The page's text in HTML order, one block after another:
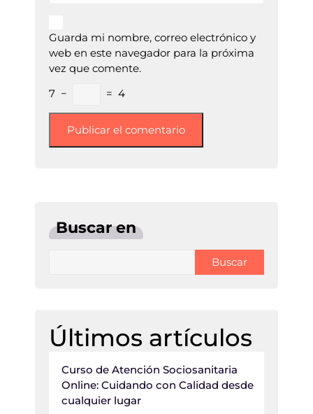
Guarda mi nombre, correo electrónico y
web en este navegador para la próxima
vez que comente.
7 − = 4
Buscar en
Buscar
Últimos artículos
Curso de Atención Sociosanitaria
Online: Cuidando con Calidad desde
cualquier lugar